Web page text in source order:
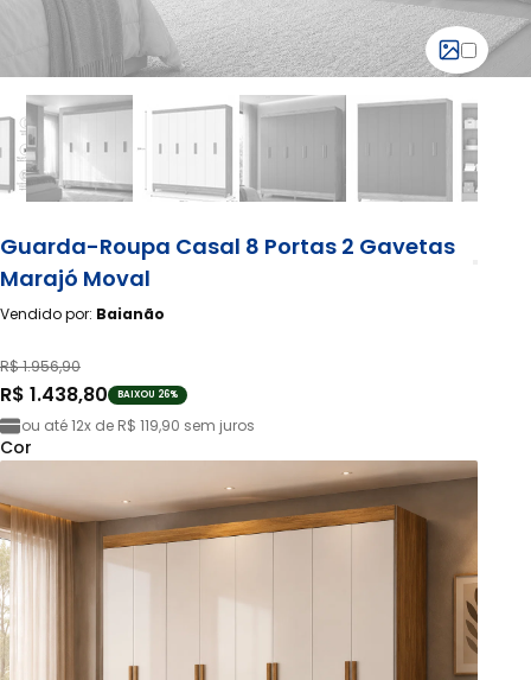
Guarda-Roupa Casal 8 Portas 2 Gavetas
Marajó Moval
Vendido por: Baianão
R$ 1.956,90
R$ 1.438,80 BAIXOU 26%
ou até12x de R$ 119,90 sem juros
Cor